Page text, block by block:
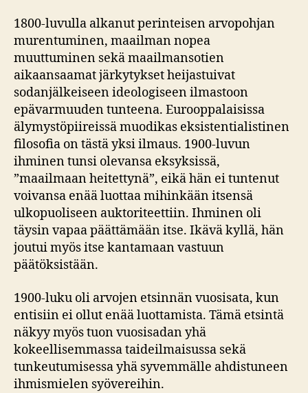
1800-luvulla alkanut perinteisen arvopohjan
murentuminen, maailman nopea
muuttuminen sekä maailmansotien
aikaansaamat järkytykset heijastuivat
sodanjälkeiseen ideologiseen ilmastoon
epävarmuuden tunteena. Eurooppalaisissa
älymystöpiireissä muodikas eksistentialistinen
filosofia on tästä yksi ilmaus. 1900-luvun
ihminen tunsi olevansa eksyksissä,
”maailmaan heitettynä”, eikä hän ei tuntenut
voivansa enää luottaa mihinkään itsensä
ulkopuoliseen auktoriteettiin. Ihminen oli
täysin vapaa päättämään itse. Ikävä kyllä, hän
joutui myös itse kantamaan vastuun
päätöksistään.
1900-luku oli arvojen etsinnän vuosisata, kun
entisiin ei ollut enää luottamista. Tämä etsintä
näkyy myös tuon vuosisadan yhä
kokeellisemmassa taideilmaisussa sekä
tunkeutumisessa yhä syvemmälle ahdistuneen
ihmismielen syövereihin.